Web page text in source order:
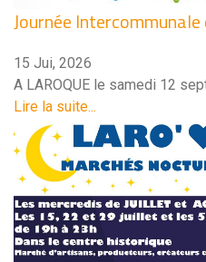
Journée
15 Jui, 2026
A LAROQUE le samedi 12
Lire la suite...